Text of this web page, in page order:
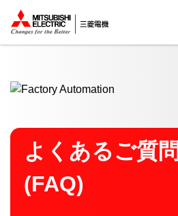
ここから本文
よくあるご質問
(FAQ)